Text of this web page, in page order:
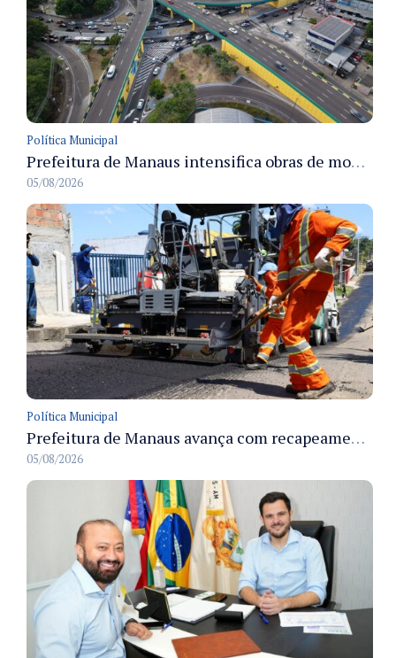
Política Municipal
Prefeitura de Manaus intensifica obras de modernização no viaduto Miguel Arraes para ampliar segurança e acessibilidade na região
05/08/2026
Política Municipal
Prefeitura de Manaus avança com recapeamento no Parque Rio Solimões e cobre cerca de 30 ruas
05/08/2026